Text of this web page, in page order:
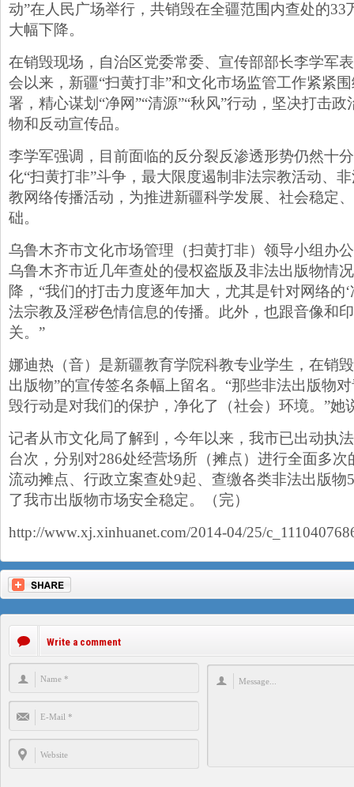
动”在人民广场举行，共销毁在全疆范围内查处的33
大幅下降。
在销毁现场，自治区党委常委、宣传部部长李学军
会以来，新疆“扫黄打非”和文化市场监管工作紧紧
署，精心谋划“净网”“清源”“秋风”行动，坚决打击
物和反动宣传品。
李学军强调，目前面临的反分裂反渗透形势仍然十
化“扫黄打非”斗争，最大限度遏制非法宗教活动、
教网络传播活动，为推进新疆科学发展、社会稳定
础。
乌鲁木齐市文化市场管理（扫黄打非）领导小组办
乌鲁木齐市近几年查处的侵权盗版及非法出版物情
降，“我们的打击力度逐年加大，尤其是针对网络的
法宗教及淫秽色情信息的传播。此外，也跟音像和
关。”
娜迪热（音）是新疆教育学院科教专业学生，在销
出版物”的宣传签名条幅上留名。“那些非法出版物
毁行动是对我们的保护，净化了（社会）环境。”她
记者从市文化局了解到，今年以来，我市已出动执
台次，分别对286处经营场所（摊点）进行全面多
流动摊点、行政立案查处9起、查缴各类非法出版物
了我市出版物市场安全稳定。（完）
http://www.xj.xinhuanet.com/2014-04/25/
Write a comment